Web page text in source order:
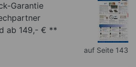
Garantie
ab 149,- € **
auf Seite 143